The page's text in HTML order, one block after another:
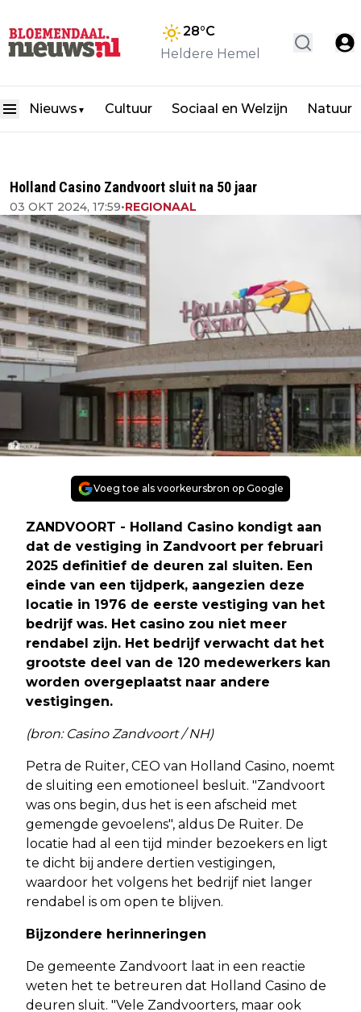
28°C
Heldere Hemel
Nieuws ▼ Cultuur Sociaal en Welzijn Natuur
Holland Casino Zandvoort sluit na 50 jaar
03 OKT 2024, 17:59•REGIONAAL
Voeg toe als voorkeursbron op Google
ZANDVOORT - Holland Casino kondigt aan
dat de vestiging in Zandvoort per februari
2025 definitief de deuren zal sluiten. Een
einde van een tijdperk, aangezien deze
locatie in 1976 de eerste vestiging van het
bedrijf was. Het casino zou niet meer
rendabel zijn. Het bedrijf verwacht dat het
grootste deel van de 120 medewerkers kan
worden overgeplaatst naar andere
vestigingen.
(bron: Casino Zandvoort / NH)
Petra de Ruiter, CEO van Holland Casino, noemt
de sluiting een emotioneel besluit. "Zandvoort
was ons begin, dus het is een afscheid met
gemengde gevoelens", aldus De Ruiter. De
locatie had al een tijd minder bezoekers en ligt
te dicht bij andere dertien vestigingen,
waardoor het volgens het bedrijf niet langer
rendabel is om open te blijven.
Bijzondere herinneringen
De gemeente Zandvoort laat in een reactie
weten het te betreuren dat Holland Casino de
deuren sluit. "Vele Zandvoorters, maar ook